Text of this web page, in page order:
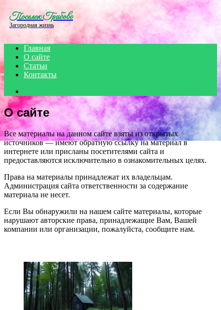
Поселок Грибово
Загородная жизнь
Главная
О сайте
Статьи
Контакты
for
О сайте
Все материалы на данном сайте взяты из открытых
источников — имеют обратную ссылку на материал в
интернете или присланы посетителями сайта и
предоставляются исключительно в ознакомительных целях.
Права на материалы принадлежат их владельцам.
Администрация сайта ответственности за содержание
материала не несет.
Если Вы обнаружили на нашем сайте материалы, которые
нарушают авторские права, принадлежащие Вам, Вашей
компании или организации, пожалуйста, сообщите нам.